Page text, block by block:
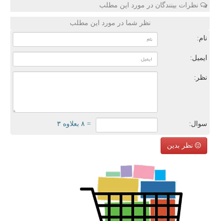
نظرات بینندگان در مورد این مطلب
نظر شما در مورد این مطلب
نام:
ایمیل:
نظر:
سوال: = ۸ بعلاوه ۳
نظر بدین